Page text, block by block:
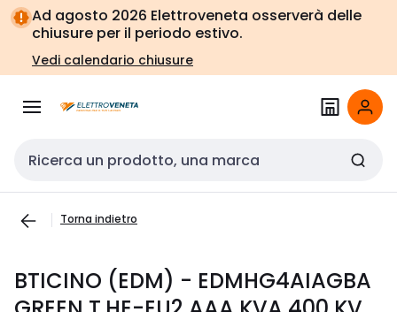
Vai alla
navigazione
Vai
alla
pagina
Ad agosto 2026 Elettroveneta osserverà delle
chiusure per il periodo estivo.
Vedi calendario chiusure
Cerca input
Torna indietro
BTICINO (EDM) - EDMHG4AIAGBA